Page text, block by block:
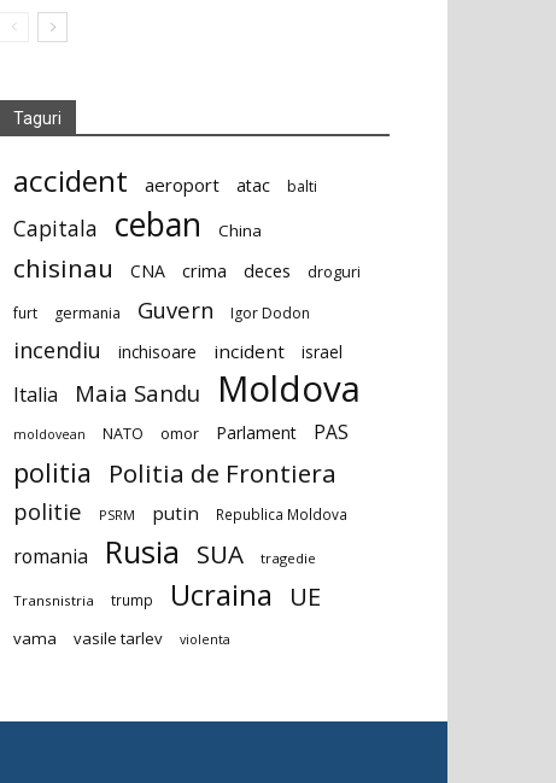
Taguri
accident aeroport atac balti
Capitala ceban China
chisinau CNA crima deces droguri
furt germania Guvern Igor Dodon
incendiu inchisoare incident israel
Italia Maia Sandu Moldova
moldovean NATO omor Parlament PAS
politia Politia de Frontiera
politie PSRM putin Republica Moldova
romania Rusia SUA tragedie
Transnistria trump Ucraina UE
vama vasile tarlev violenta